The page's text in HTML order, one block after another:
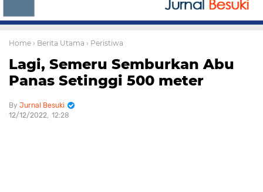
Home › Berita Utama › Peristiwa
Lagi, Semeru Semburkan Abu
Panas Setinggi 500 meter
Jurnal Besuki
12/12/2022 12:28